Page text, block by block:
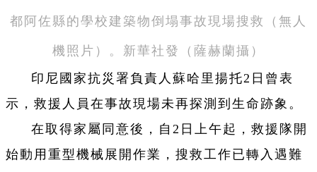
都阿佐縣的學校建築物倒塌事故現場搜救（無人
機照片）。新華社發（薩赫蘭攝）
印尼國家抗災署負責人蘇哈里揚托2日曾表
示，救援人員在事故現場未再探測到生命跡象。
在取得家屬同意後，自2日上午起，救援隊開
始動用重型機械展開作業，搜救工作已轉入遇難